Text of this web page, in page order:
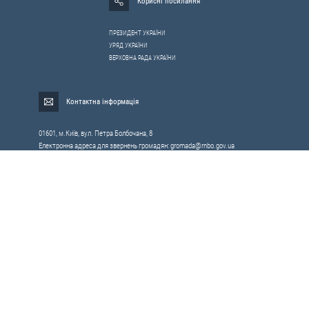
ПРЕЗИДЕНТ УКРАЇНИ
УРЯД УКРАЇНИ
ВЕРХОВНА РАДА УКРАЇНИ
Контактна інформація
01601, м.Київ, вул. Петра Болбочана, 8
Електронна адреса для звернень громадян:gromada@rnbo.gov.ua